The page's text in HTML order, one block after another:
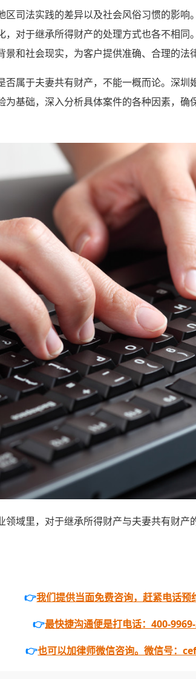
司法实践的差异以及社会风俗习惯的影响
，对于继承所得财产的处理方式也各不相同
和社会现实，为客户提供准确、合理的法
属于夫妻共有财产，不能一概而论。深圳
为基础，深入分析具体案件的各种因素，
领域里，对于继承所得财产与夫妻共有财
👉我们提供当面免费咨询，赶紧电话预
👉最快捷沟通便是打电话：400-
👉也可以加律师微信咨询。微信号：